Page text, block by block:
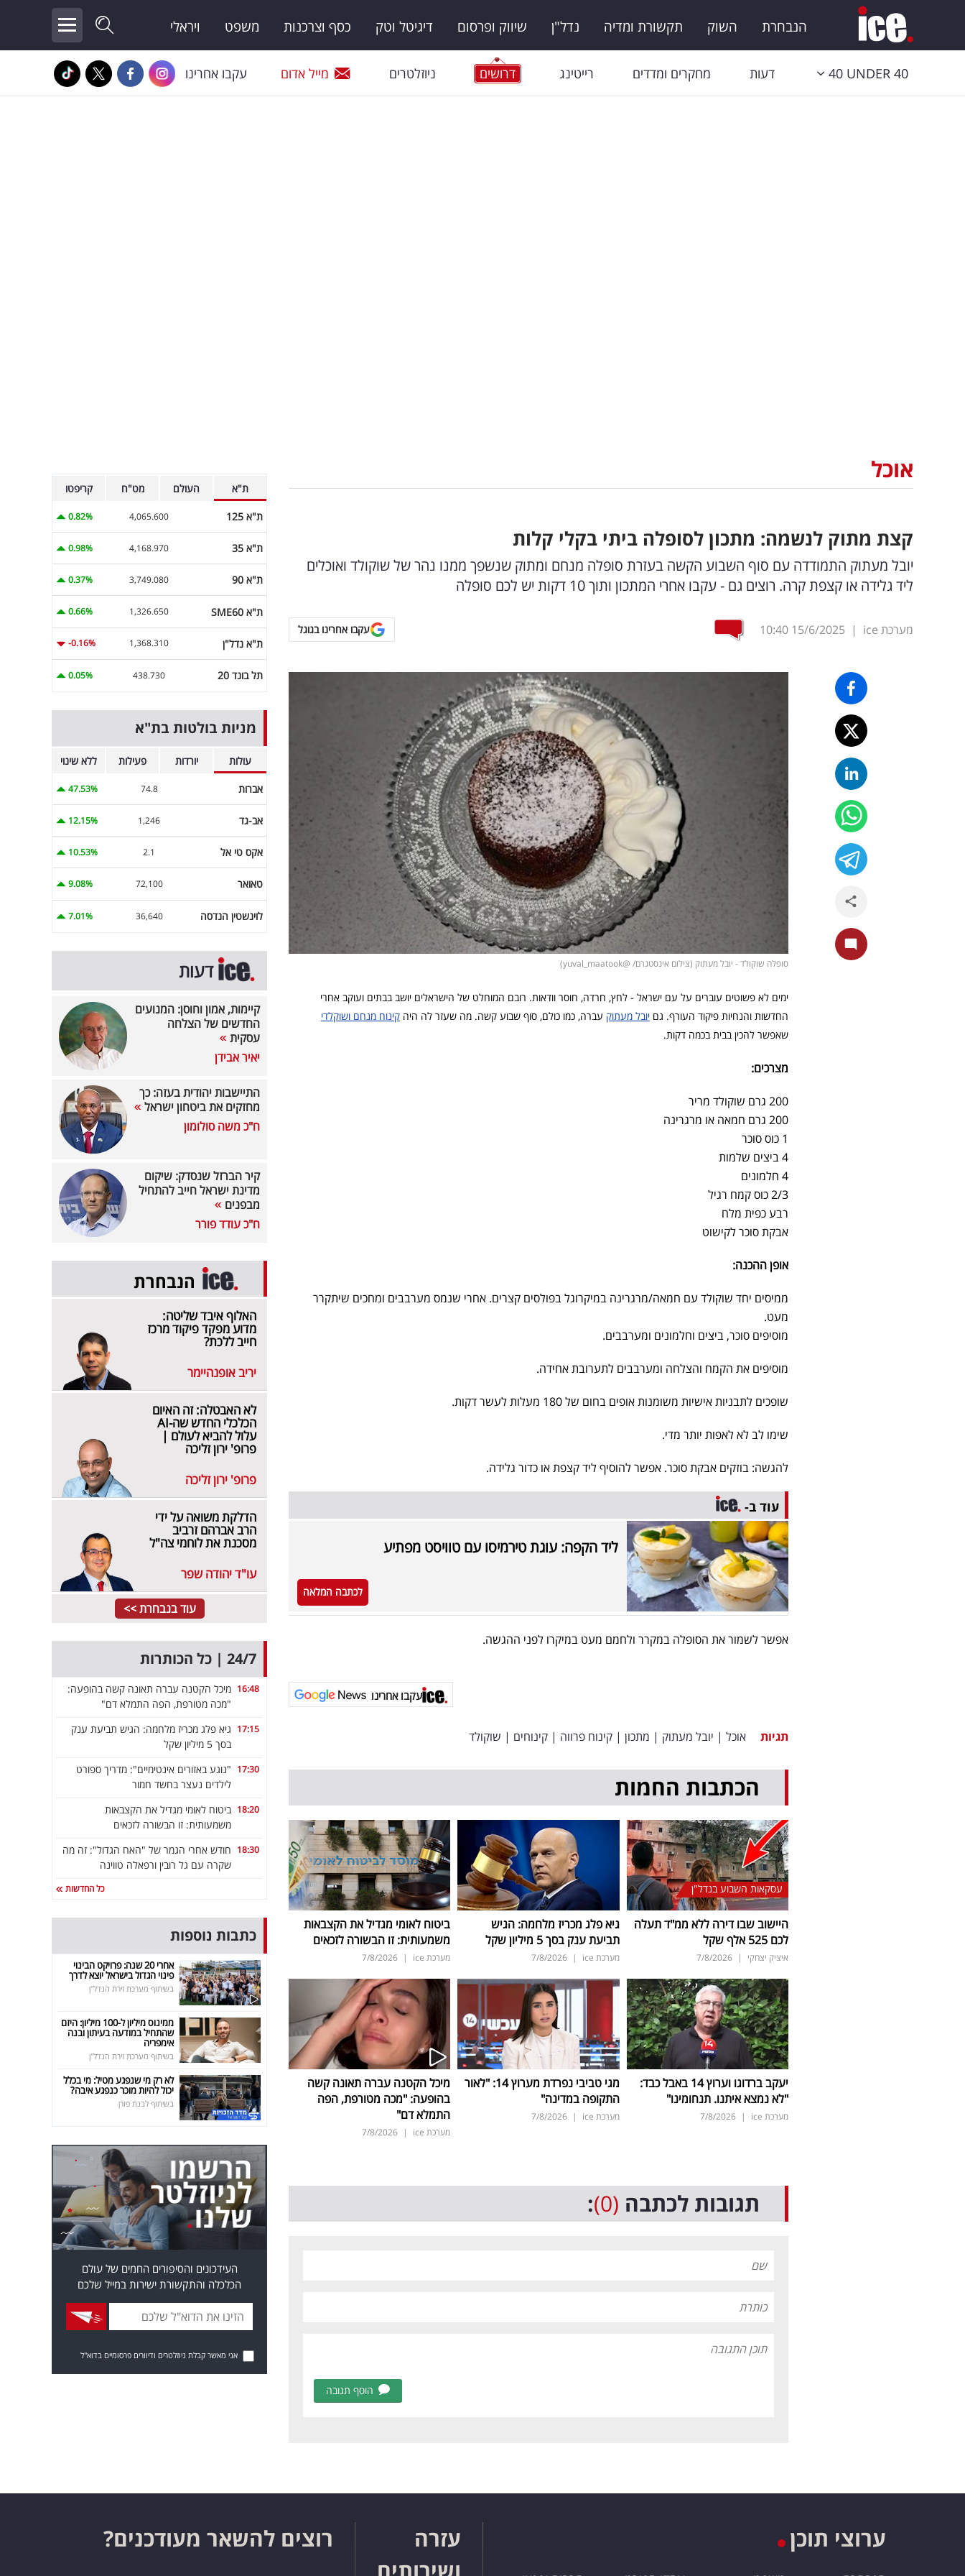
הנבחרת השוק תקשורת ומדיה נדל"ן שיווק ופרסום דיגיטל וטק כסף וצרכנות משפט ויראלי
40 UNDER 40 דעות מחקרים ומדדים רייטינג דרושים ניוזלטרים מייל אדום עקבו אחרינו
אוכל
קצת מתוק לנשמה: מתכון לסופלה ביתי בקלי קלות
יובל מעתוק התמודדה עם סוף השבוע הקשה בעזרת סופלה מנחם ומתוק שנשפך ממנו נהר של שוקולד ואוכלים
ליד גלידה או קצפת קרה. רוצים גם - עקבו אחרי המתכון ותוך 10 דקות יש לכם סופלה
מערכת ice |
15/6/2025
10:40 עקבו אחרינו בגוגל
סופלה שוקולד - יובל מעתוק (צילום אינסטגרם/ @yuval_maatook)
ימים לא פשוטים עוברים על עם ישראל - לחץ, חרדה, חוסר וודאות. רובם המוחלט של הישראלים יושב בבתים ועוקב אחרי
החדשות והנחיות פיקוד העורף. גם יובל מעתוק עברה, כמו כולם, סוף שבוע קשה. מה שעזר לה היה קינוח מנחם ושוקלדי
שאפשר להכין בבית בכמה דקות.
מצרכים:
200 גרם שוקולד מריר
200 גרם חמאה או מרגרינה
1 כוס סוכר
4 ביצים שלמות
4 חלמונים
2/3 כוס קמח רגיל
רבע כפית מלח
אבקת סוכר לקישוט
אופן ההכנה:
ממיסים יחד שוקולד עם חמאה/מרגרינה במיקרוגל בפולסים קצרים. אחרי שנמס מערבבים ומחכים שיתקרר
מעט.
מוסיפים סוכר, ביצים וחלמונים ומערבבים.
מוסיפים את הקמח והצלחה ומערבבים לתערובת אחידה.
שופכים לתבניות אישיות משומנות אופים בחום של 180 מעלות לעשר דקות.
שימו לב לא לאפות יותר מדי.
להגשה: בוזקים אבקת סוכר. אפשר להוסיף ליד קצפת או כדור גלידה.
עוד ב-
ליד הקפה: עוגת טירמיסו עם טוויסט מפתיע
לכתבה המלאה
אפשר לשמור את הסופלה במקרר ולחמם מעט במיקרו לפני ההגשה.
עקבו אחרינו
תגיות אוכל | יובל מעתוק | מתכון | קינוח פרווה | קינוחים | שוקולד
הכתבות החמות
עסקאות השבוע בנדל"ן
היישוב שבו דירה ללא ממ"ד תעלה
לכם 525 אלף שקל
איציק יצחקי |
7/8/2026
גיא פלג מכריז מלחמה: הגיש
תביעת ענק בסך 5 מיליון שקל
מערכת ice |
7/8/2026
ביטוח לאומי מגדיל את הקצבאות
משמעותית: זו הבשורה לזכאים
מערכת ice |
7/8/2026
יעקב ברדוגו וערוץ 14 באבל כבד:
"לא נמצא איתנו. תנחומינו"
מערכת ice |
7/8/2026
מגי טביבי נפרדת מערוץ 14: "לאור
התקופה במדינה"
מערכת ice |
7/8/2026
מיכל הקטנה עברה תאונה קשה
בהופעה: "מכה מטורפת, הפה
התמלא דם"
מערכת ice |
7/8/2026
תגובות לכתבה (0)
:
הוסף תגובה
ת"א העולם מט"ח קריפטו
ת"א 125 4,065.600
0.82%
ת"א 35 4,168.970
0.98%
ת"א 90 3,749.080
0.37%
ת"א SME60 1,326.650
0.66%
ת"א נדל"ן 1,368.310
-0.16%
תל בונד 20 438.730
0.05%
מניות בולטות בת"א
עולות יורדות פעילות ללא שינוי
אברות 74.8
47.53%
אב-גד 1,246
12.15%
אקס טי אל 2.1
10.53%
טאואר 72,100
9.08%
לוינשטין הנדסה 36,640
7.01%
דעות
קיימות, אמון וחוסן: המנועים
החדשים של הצלחה
עסקית
יאיר אבידן
התיישבות יהודית בעזה: כך
מחזקים את ביטחון ישראל
ח"כ משה סולומון
קיר הברזל שנסדק: שיקום
מדינת ישראל חייב להתחיל
מבפנים
ח"כ עודד פורר
הנבחרת
האלוף איבד שליטה:
מדוע מפקד פיקוד מרכז
חייב ללכת?
יריב אופנהיימר
לא האבטלה: זה האיום
הכלכלי החדש שה-AI
עלול להביא לעולם |
פרופ' ירון זליכה
פרופ' ירון זליכה
הדלקת משואה על ידי
הרב אברהם זרביב
מסכנת את לוחמי צה"ל
עו"ד יהודה שפר
עוד בנבחרת >>
24/7 | כל הכותרות
16:48 מיכל הקטנה עברה תאונה קשה בהופעה:
"מכה מטורפת, הפה התמלא דם"
17:15 גיא פלג מכריז מלחמה: הגיש תביעת ענק
בסך 5 מיליון שקל
17:30 "נוגע באזורים אינטימיים": מדריך ספורט
לילדים נעצר בחשד חמור
18:20 ביטוח לאומי מגדיל את הקצבאות
משמעותית: זו הבשורה לזכאים
18:30 חודש אחרי הגמר של "האח הגדול": זה מה
שקרה עם גל רובין ורפאלה טווינה
כל החדשות
כתבות נוספות
אחרי 20 שנה: פרויקט הבינוי
פינוי הגדול בישראל יוצא לדרך
בשיתוף מערכת זירת הנדל"ן
ממינוס מיליון ל-100 מיליון: היזם
שהתחיל במודעה בעיתון ובנה
אימפריה
בשיתוף מערכת זירת הנדל"ן
לא רק מי שנפגע מטיל: מי בכלל
יכול להיות מוכר כנפגע איבה?
בשיתוף לבנת פורן
העידכונים והסיפורים החמים של עולם
הכלכלה והתקשורת ישירות במייל שלכם
אני מאשר קבלת ניוזלטרים ודיוורים פרסומיים בדוא"ל
ערוצי תוכן
עזרה
רוצים להשאר מעודכנים?